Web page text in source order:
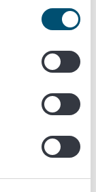
Lue lisää